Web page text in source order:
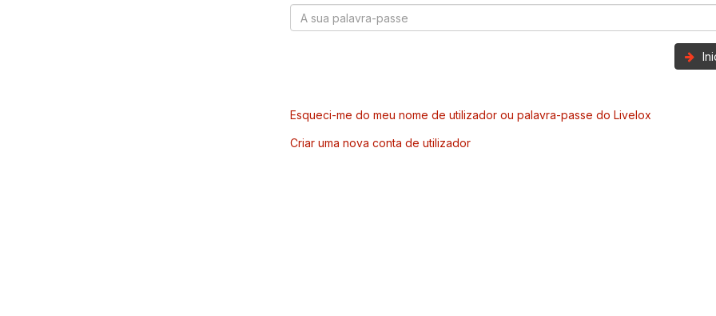
Esqueci-me do meu nome de utilizador ou palavra-passe do Livelox
Criar uma nova conta de utilizador